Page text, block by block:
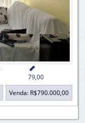

79,00
Venda: R$790.000,00